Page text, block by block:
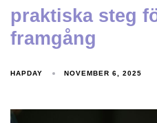
praktiska steg
framgång
HAPDAY NOVEMBER 6, 2025